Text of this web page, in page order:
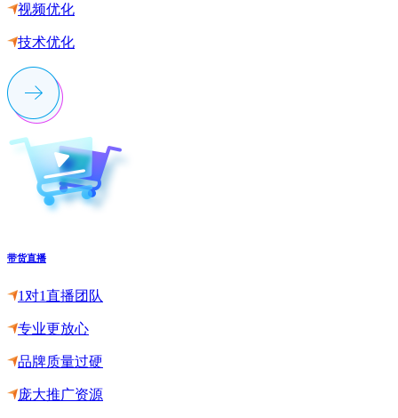
视频优化
技术优化
带货直播
1对1直播团队
专业更放心
品牌质量过硬
庞大推广资源